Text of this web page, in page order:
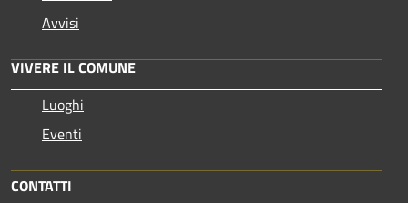
Avvisi
VIVERE IL COMUNE
Luoghi
Eventi
CONTATTI